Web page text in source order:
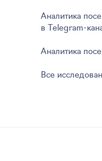
Аналитика
в
Аналитика
Все